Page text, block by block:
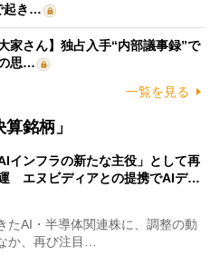
起き…
家さん】独占入手“内部議事録”で
思…
一覧を見る
銘柄」
インフラの新たな主役」として再
エヌビディアとの提携でAIデ…
AI・半導体関連株に、調整の動
か、再び注目…